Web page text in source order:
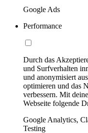
Google Ads
Performance
Durch das
und Surfverhalten
und anonymisiert
optimieren und das
verbessern. Mit
Webseite folgende
Google Analytics,
Testing